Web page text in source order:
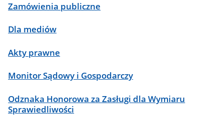
Zamówienia publiczne
Dla mediów
Akty prawne
Monitor Sądowy i Gospodarczy
Odznaka Honorowa za Zasługi dla Wymiaru
Sprawiedliwości